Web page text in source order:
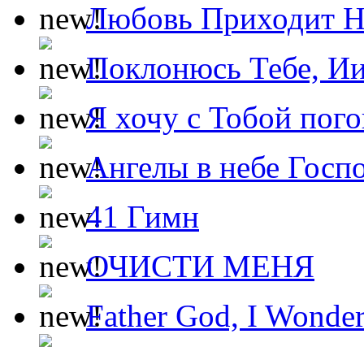
Любовь Приходит
Поклонюсь Тебе,
Я хочу с Тобой
Ангелы в небе
41 Гимн
ОЧИСТИ МЕНЯ
Father God, I